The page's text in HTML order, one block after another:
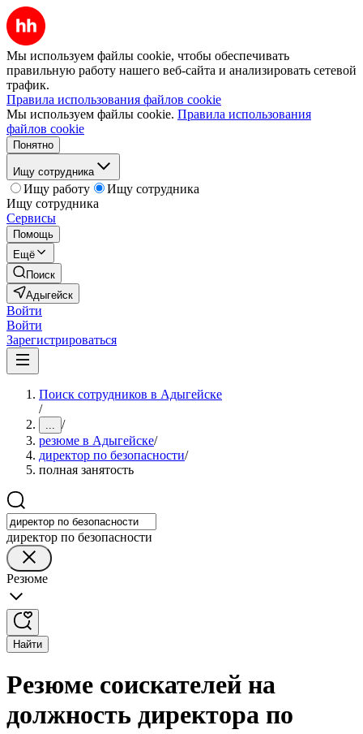
Мы используем файлы cookie, чтобы обеспечивать
правильную работу нашего веб-сайта и анализировать сетевой
трафик.
Правила использования файлов cookie
Мы используем файлы cookie. Правила использования
файлов cookie
Понятно
Ищу сотрудника
Ищу работу
Ищу сотрудника
Ищу сотрудника
Сервисы
Помощь
Ещё
Поиск
Адыгейск
Войти
Войти
Зарегистрироваться
Поиск сотрудников в Адыгейске
/
... /
резюме в Адыгейске/
директор по безопасности/
полная занятость
директор по безопасности
Резюме
Найти
Резюме соискателей на
должность директора по